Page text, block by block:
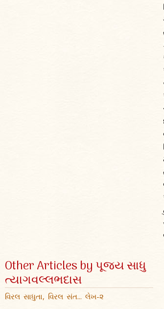
Other Articles by પૂજ્ય સાધુ
ત્યાગવલ્લભદાસ
વિરલ સાધુતા, વિરલ સંત... લેખ-૨